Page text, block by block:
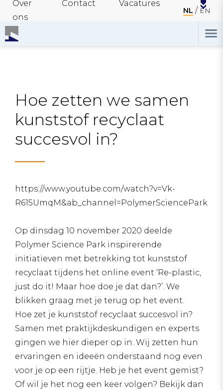
Over
ons
Contact Vacatures
NL EN
Hoe zetten we samen
kunststof recyclaat
succesvol in?
https://www.youtube.com/watch?v=Vk-
R615UmqM&ab_channel=PolymerSciencePark
Op dinsdag 10 november 2020 deelde
Polymer Science Park inspirerende
initiatieven met betrekking tot kunststof
recyclaat tijdens het online event ‘Re-plastic,
just do it! Maar hoe doe je dat dan?’. We
blikken graag met je terug op het event.
Hoe zet je kunststof recyclaat succesvol in?
Samen met praktijkdeskundigen en experts
gingen we hier dieper op in. Wij zetten hun
ervaringen en ideeën onderstaand nog even
voor je op een rijtje. Heb je het event gemist?
Of wil je het nog een keer volgen? Bekijk dan